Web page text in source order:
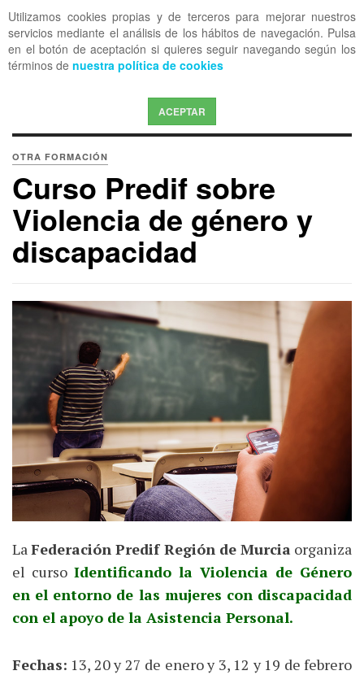
Utilizamos cookies propias y de terceros para mejorar nuestros
servicios mediante el análisis de los hábitos de navegación. Pulsa
en el botón de aceptación si quieres seguir navegando según los
términos de nuestra política de cookies
ACEPTAR
OFF CANVAS
OTRA FORMACIÓN
Curso Predif sobre
Violencia de género y
discapacidad
LaFederación Predif Región de Murcia organiza
el curso Identificando la Violencia de Género
en el entorno de las mujeres con discapacidad
con el apoyo de la Asistencia Personal.
Fechas: 13, 20 y 27 de enero y 3, 12 y 19 de febrero